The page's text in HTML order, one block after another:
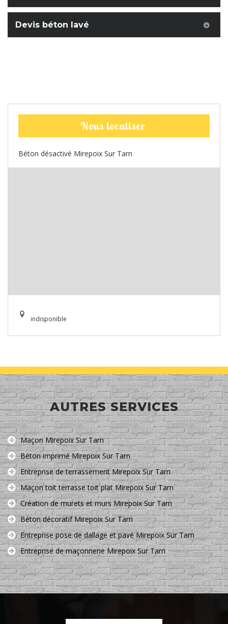
Devis béton lavé
Nous localiser
Béton désactivé Mirepoix Sur Tarn
indisponible
AUTRES SERVICES
Maçon Mirepoix Sur Tarn
Béton imprimé Mirepoix Sur Tarn
Entreprise de terrassement Mirepoix Sur Tarn
Maçon toit terrasse toit plat Mirepoix Sur Tarn
Création de murets et murs Mirepoix Sur Tarn
Béton décoratif Mirepoix Sur Tarn
Entreprise pose de dallage et pavé Mirepoix Sur Tarn
Entreprise de maçonnerie Mirepoix Sur Tarn